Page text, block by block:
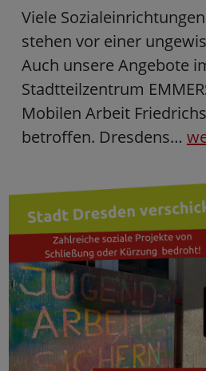
Viele
stehen vor einer
Auch unsere Angebote
Stadtteilzentrum
Mobilen Arbeit
betroffen. Dresdens…